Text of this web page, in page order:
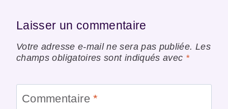
Laisser un commentaire
Votre adresse e-mail ne sera pas publiée. Les
champs obligatoires sont indiqués avec *
Commentaire*